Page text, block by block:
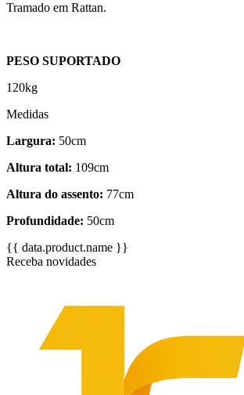
Tramado em Rattan.
PESO SUPORTADO
120kg
Medidas
Largura: 50cm
Altura total: 109cm
Altura do assento: 77cm
Profundidade: 50cm
{{ data.product.name }}
Receba novidades